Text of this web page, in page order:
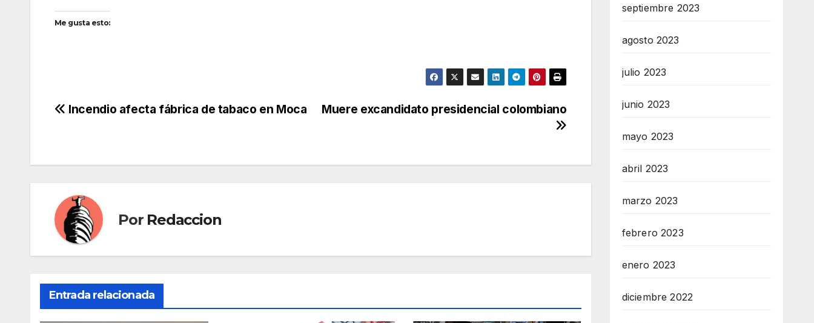
Me gusta esto:
Navegación
entradas
Muere excandidato presidencial colombiano
Incendio afecta fábrica de tabaco en Moca
Por Redaccion
Entrada relacionada
septiembre 2023
agosto 2023
julio 2023
junio 2023
mayo 2023
abril 2023
marzo 2023
febrero 2023
enero 2023
diciembre 2022